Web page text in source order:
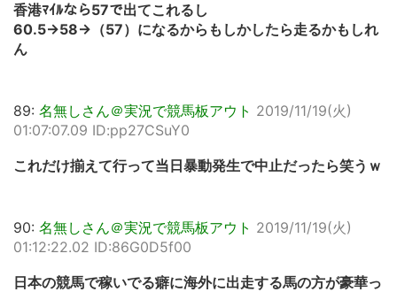
香港ﾏｲﾙなら57で出てこれるし
60.5→58→（57）になるからもしかしたら走るかもしれ
ん
89: 名無しさん＠実況で競馬板アウト 2019/11/19(火)
01:07:07.09 ID:pp27CSuY0
これだけ揃えて行って当日暴動発生で中止だったら笑うｗ
90: 名無しさん＠実況で競馬板アウト 2019/11/19(火)
01:12:22.02 ID:86G0D5f00
日本の競馬で稼いでる癖に海外に出走する馬の方が豪華っ